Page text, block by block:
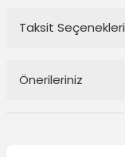
Taksit Seçenekleri
Önerileriniz